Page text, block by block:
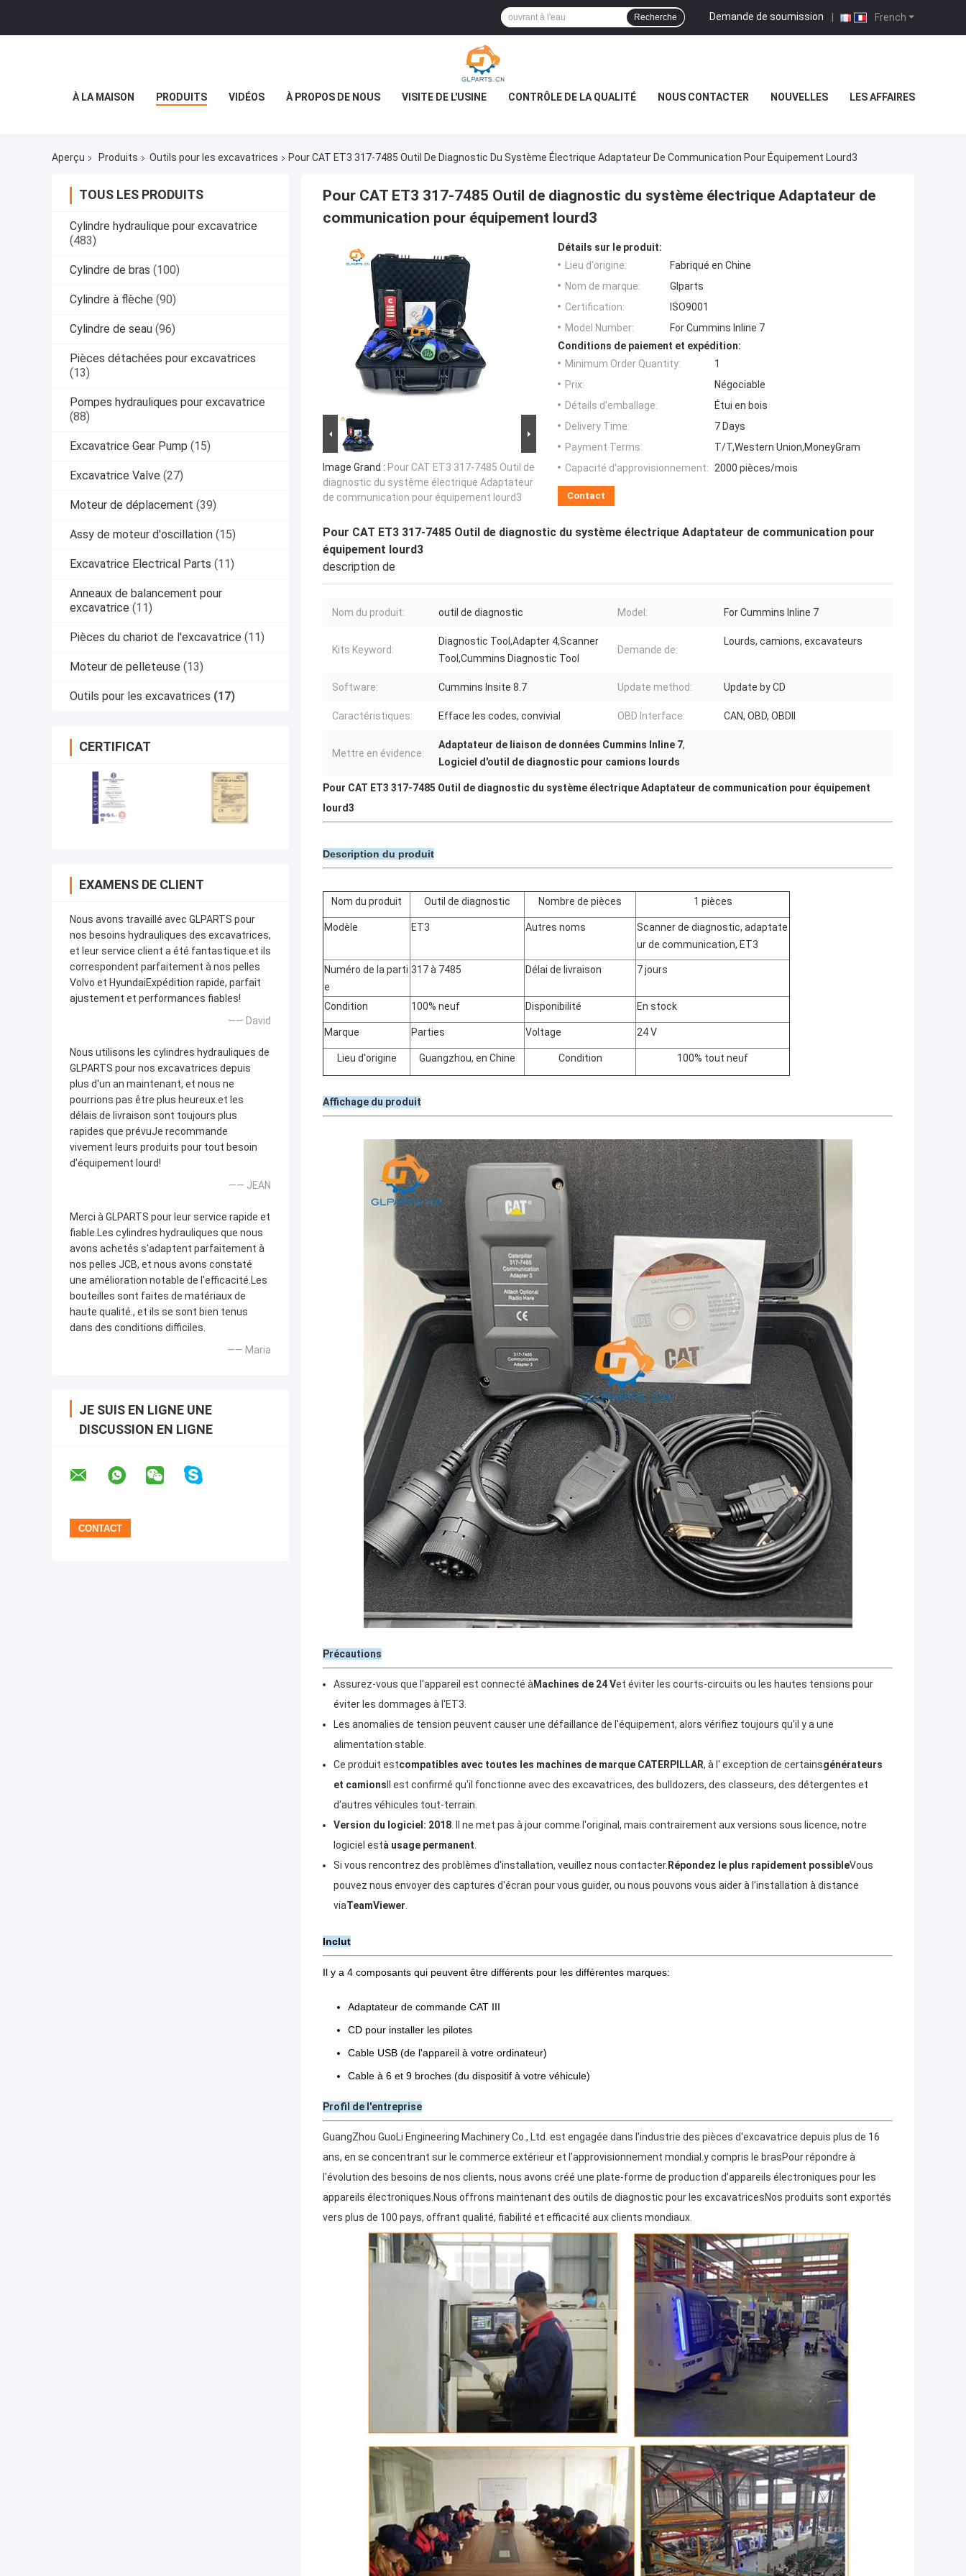
French
Demande de soumission |
Recherche
À LA MAISON PRODUITS VIDÉOS À PROPOS DE NOUS VISITE DE L'USINE CONTRÔLE DE LA QUALITÉ NOUS CONTACTER NOUVELLES LES AFFAIRES
Aperçu Produits Outils pour les excavatrices Pour CAT ET3 317-7485 Outil De Diagnostic Du Système Électrique Adaptateur De Communication Pour Équipement Lourd3
TOUS LES PRODUITS
Cylindre hydraulique pour excavatrice
(483)
Cylindre de bras (100)
Cylindre à flèche (90)
Cylindre de seau (96)
Pièces détachées pour excavatrices
(13)
Pompes hydrauliques pour excavatrice
(88)
Excavatrice Gear Pump (15)
Excavatrice Valve (27)
Moteur de déplacement (39)
Assy de moteur d'oscillation (15)
Excavatrice Electrical Parts (11)
Anneaux de balancement pour
excavatrice (11)
Pièces du chariot de l'excavatrice (11)
Moteur de pelleteuse (13)
Outils pour les excavatrices (17)
CERTIFICAT
EXAMENS DE CLIENT
Nous avons travaillé avec GLPARTS pour
nos besoins hydrauliques des excavatrices,
et leur service client a été fantastique.et ils
correspondent parfaitement à nos pelles
Volvo et HyundaiExpédition rapide, parfait
ajustement et performances fiables!
—— David
Nous utilisons les cylindres hydrauliques de
GLPARTS pour nos excavatrices depuis
plus d'un an maintenant, et nous ne
pourrions pas être plus heureux.et les
délais de livraison sont toujours plus
rapides que prévuJe recommande
vivement leurs produits pour tout besoin
d'équipement lourd!
—— JEAN
Merci à GLPARTS pour leur service rapide et
fiable.Les cylindres hydrauliques que nous
avons achetés s'adaptent parfaitement à
nos pelles JCB, et nous avons constaté
une amélioration notable de l'efficacité.Les
bouteilles sont faites de matériaux de
haute qualité., et ils se sont bien tenus
dans des conditions difficiles.
—— Maria
JE SUIS EN LIGNE UNE
DISCUSSION EN LIGNE
Pour CAT ET3 317-7485 Outil de diagnostic du système électrique Adaptateur de
communication pour équipement lourd3
Image Grand : Pour CAT ET3 317-7485 Outil de
diagnostic du système électrique Adaptateur
de communication pour équipement lourd3
Détails sur le produit:
Lieu d'origine:
Fabriqué en Chine
Nom de marque:
Glparts
Certification:
ISO9001
Model Number:
For Cummins Inline 7
Conditions de paiement et expédition:
Minimum Order Quantity:
1
Prix:
Négociable
Détails d'emballage:
Étui en bois
Delivery Time:
7 Days
Payment Terms:
T/T,Western Union,MoneyGram
Capacité d'approvisionnement: 2000 pièces/mois
Contact
Pour CAT ET3 317-7485 Outil de diagnostic du système électrique Adaptateur de communication pour
équipement lourd3
description de
Nom du produit: outil de diagnostic Model: For Cummins Inline 7
Kits Keyword:
Diagnostic Tool,Adapter 4,Scanner
Tool,Cummins Diagnostic Tool
Demande de:
Lourds, camions, excavateurs
Software: Cummins Insite 8.7 Update method: Update by CD
Caractéristiques: Efface les codes, convivial OBD Interface: CAN, OBD, OBDII
Mettre en évidence:
Adaptateur de liaison de données Cummins Inline 7,
Logiciel d'outil de diagnostic pour camions lourds
Pour CAT ET3 317-7485 Outil de diagnostic du système électrique Adaptateur de communication pour équipement
lourd3
Description du produit
Nom du produit Outil de diagnostic Nombre de pièces 1 pièces
Modèle ET3 Autres noms
Scanner de diagnostic, adaptate
ur de communication, ET3
Numéro de la parti
e
317 à 7485 Délai de livraison 7 jours
Condition 100% neuf Disponibilité En stock
Marque Parties Voltage 24 V
Lieu d'origine Guangzhou, en Chine Condition 100% tout neuf
Affichage du produit
Précautions
Assurez-vous que l'appareil est connecté àMachines de 24 Vet éviter les courts-circuits ou les hautes tensions pour
éviter les dommages à l'ET3.
Les anomalies de tension peuvent causer une défaillance de l'équipement, alors vérifiez toujours qu'il y a une
alimentation stable.
Ce produit estcompatibles avec toutes les machines de marque CATERPILLAR, à l' exception de certainsgénérateurs
et camions Il est confirmé qu'il fonctionne avec des excavatrices, des bulldozers, des classeurs, des détergentes et
d'autres véhicules tout-terrain.
Version du logiciel: 2018. Il ne met pas à jour comme l'original, mais contrairement aux versions sous licence, notre
logiciel està usage permanent.
Si vous rencontrez des problèmes d'installation, veuillez nous contacter. Répondez le plus rapidement possibleVous
pouvez nous envoyer des captures d'écran pour vous guider, ou nous pouvons vous aider à l'installation à distance
viaTeamViewer.
Inclut
Il y a 4 composants qui peuvent être différents pour les différentes marques:
Adaptateur de commande CAT III
CD pour installer les pilotes
Cable USB (de l'appareil à votre ordinateur)
Cable à 6 et 9 broches (du dispositif à votre véhicule)
Profil de l'entreprise
GuangZhou GuoLi Engineering Machinery Co., Ltd. est engagée dans l'industrie des pièces d'excavatrice depuis plus de 16
ans, en se concentrant sur le commerce extérieur et l'approvisionnement mondial.y compris le brasPour répondre à
l'évolution des besoins de nos clients, nous avons créé une plate-forme de production d'appareils électroniques pour les
appareils électroniques.Nous offrons maintenant des outils de diagnostic pour les excavatricesNos produits sont exportés
vers plus de 100 pays, offrant qualité, fiabilité et efficacité aux clients mondiaux.